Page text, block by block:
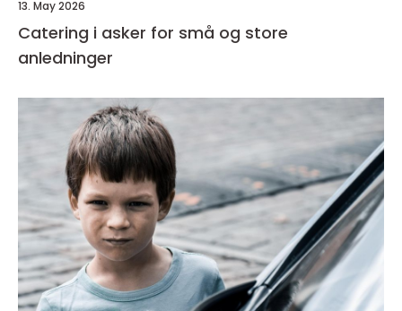
13. May 2026
Catering i asker for små og store
anledninger